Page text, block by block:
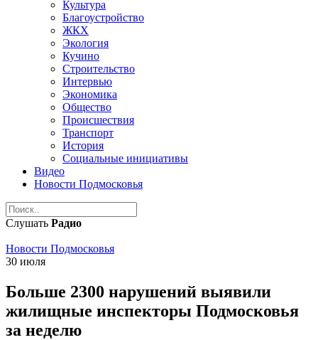
Культура
Благоустройство
ЖКХ
Экология
Кучино
Строительство
Интервью
Экономика
Общество
Происшествия
Транспорт
История
Социальные инициативы
Видео
Новости Подмосковья
Слушать Радио
Новости Подмосковья
30 июля
Больше 2300 нарушений выявили
жилищные инспекторы Подмосковья
за неделю